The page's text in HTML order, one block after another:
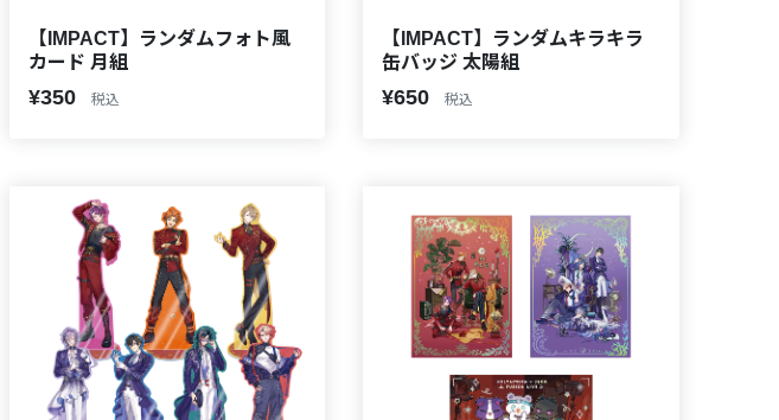
【IMPACT】ランダムフォト風
カード 月組
¥350 税込
【IMPACT】ランダムキラキラ
缶バッジ 太陽組
¥650 税込